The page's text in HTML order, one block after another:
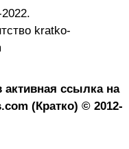
kratko-
ссылка на
(Кратко) © 2012-